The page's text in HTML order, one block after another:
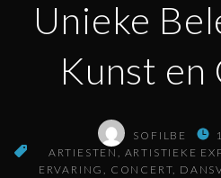
Unieke
Kunst
SOFILBE
ARTIESTEN
ARTISTIEKE
ERVARING
CONCERT